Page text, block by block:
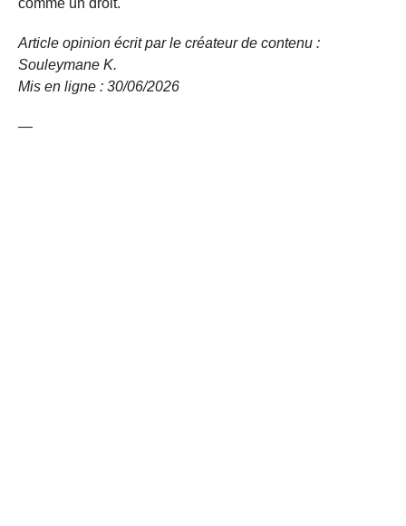
comme un droit.
Article opinion écrit par le créateur de contenu :
Souleymane K.
Mis en ligne : 30/06/2026
—